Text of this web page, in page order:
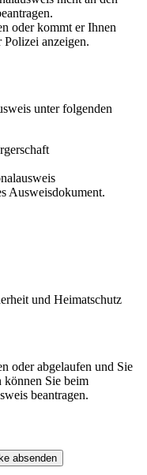
oder kommt er Ihnen
Polizei anzeigen.
unter folgenden
Ausweisdokument.
und Heimatschutz
oder abgelaufen und Sie
können Sie beim
beantragen.
absenden